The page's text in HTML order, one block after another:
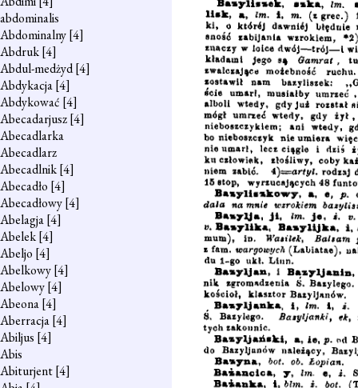
abdominalis
Abdominalny[4]
Abdruk[4]
Abdul-medżyd[4]
Abdykacja[4]
Abdykować [4]
Abecadarjusz[4]
Abecadlarka
Abecadlarz
Abecadlnik[4]
Abecadło [4]
Abecadłowy[4]
Abelagja[4]
Abelek[4]
Abeljo [4]
Abelkowy[4]
Abelowy[4]
Abeona[4]
Aberracja[4]
Abiljus [4]
Abis
Abiturjent[4]